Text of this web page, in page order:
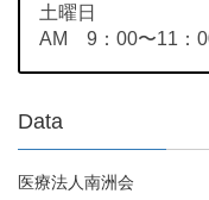
土曜日
AM 9：00〜11：
Data
医療法人南洲会